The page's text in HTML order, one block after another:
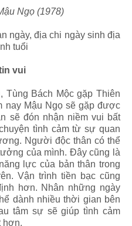
Ngọ (1978)
ngày, địa chi ngày sinh địa
tuổi
vui
Tùng Bách Mộc gặp Thiên
nay Mậu Ngọ sẽ gặp được
sẽ đón nhận niềm vui bất
tình cảm từ sự quan
Người độc thân có thể
của mình. Đây cũng là
lực của bản thân trong
Vận trình tiền bạc cũng
hơn. Nhân những ngày
dành nhiều thời gian bên
tâm sự sẽ giúp tình cảm
hơn.